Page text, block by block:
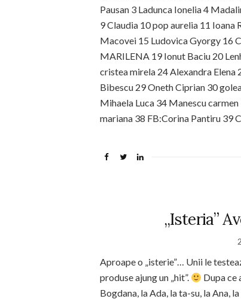
Pausan 3 Ladunca Ionelia 4
9 Claudia 10 pop aurelia 11 Ioana
Macovei 15 Ludovica Gyorgy 16
MARILENA 19 Ionut Baciu 20
cristea mirela 24 Alexandra Elena
Bibescu 29 Oneth Ciprian 30
Mihaela Luca 34 Manescu
mariana 38 FB:Corina Pantiru 39
„Isteria”
Aproape o „isterie”… Unii le
produse ajung un „hit”.
Dupa ce
Bogdana, la Ada, la ta-su, la Ana,